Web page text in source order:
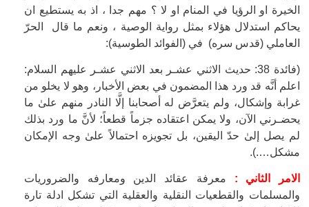
الخيرة او الرؤيا في المنام او لا ؟ مهم جدا ، اذ به يستطيع ان
يحاكم استدلال هؤلاء بمثل رواية الوصية ، ونعم ما قال الحرّ
العاملي (قدس سره) في (الفوائد الطوسية):
(فائدة 38: حديث الاثني عشـر بعد الاثني عشـر عليهم السلام:
اعلم أنَّه قد ورد هذا المضمون في بعض الأخبار، وهو لا يخلو من
غرابة وإشكال، ولم يتعرَّض له أصحابنا إلَّا النادر منهم علىٰ ما
يحضـرني الآن، ولا يمكن اعتقاده جزماً قطعاً؛ لأنَّ ما ورد بذلك
لم يصل إلىٰ حدّ اليقين، بل تجويزه احتمالاً علىٰ وجه الإمكان
مشكل….).
الامر الثاني : معرفة عقائد الدين ومعارفه والضروريات
والمسلمات والقطعيات النقلية والعقلية التي تشكل ادلة تارة